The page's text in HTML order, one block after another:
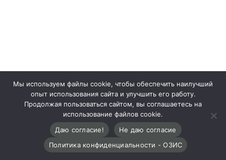
Мы используем файлы cookie, чтобы обеспечить наилучший
опыт использования сайта и улучшить его работу.
Продолжая пользоваться сайтом, вы соглашаетесь на
использование файлов cookie.
Даю согласие!
Не даю согласие
Политика конфиденциальности - ОЗИС